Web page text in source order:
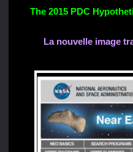
The 2015 PDC
La nouvelle image